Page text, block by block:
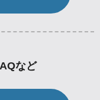
など